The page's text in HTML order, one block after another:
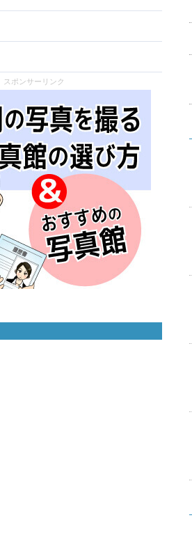
スポンサーリンク